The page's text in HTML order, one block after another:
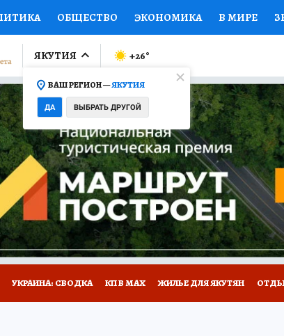
ОБЩЕСТВО ЭКОНОМИКА В МИРЕ
ПРОИСШЕСТВИЯ НАЦИОНАЛЬНЫЕ
ОТКРЫВАЕМ МИР Я ЗНАЮ СЕМЬЯ
ПРОМОКОДЫ СЕРИАЛЫ СПЕЦПРОЕКТЫ
КОЛЛЕКЦИИ КОНКУРСЫ РАБОТА У
САЙТЕ
ЯКУТИЯ
ВАШ РЕГИОН —ЯКУТИЯ
ДА ВЫБРАТЬ ДРУГОЙ
+26°
УКРАИНА: СВОДКА КП В МАХ ЖИЛЬЕ ДЛЯ ЯКУТЯН